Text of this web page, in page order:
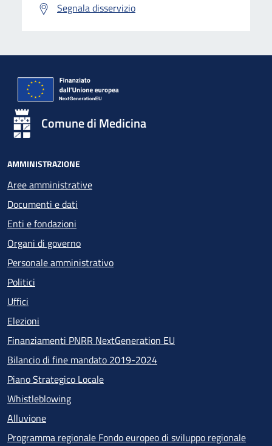
Segnala disservizio
Comune di Medicina
AMMINISTRAZIONE
Aree amministrative
Documenti e dati
Enti e fondazioni
Organi di governo
Personale amministrativo
Politici
Uffici
Elezioni
Finanziamenti PNRR NextGeneration EU
Bilancio di fine mandato 2019-2024
Piano Strategico Locale
Whistleblowing
Alluvione
Programma regionale Fondo europeo di sviluppo regionale